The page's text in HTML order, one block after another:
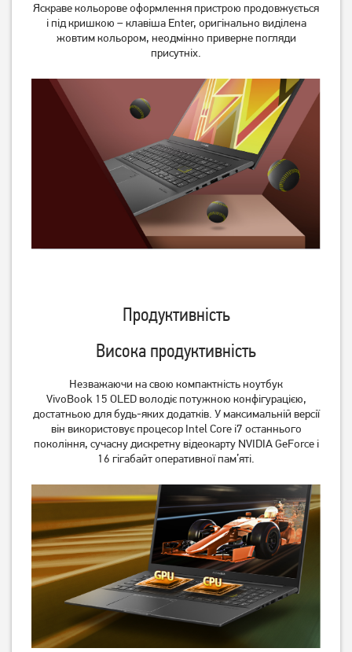
Яскраве кольорове оформлення пристрою продовжується
і під кришкою – клавіша Enter, оригінально виділена
жовтим кольором, неодмінно приверне погляди
присутніх.
Продуктивність
Висока продуктивність
Незважаючи на свою компактність ноутбук
VivoBook 15 OLED володіє потужною конфігурацією,
достатньою для будь-яких додатків. У максимальній версії
він використовує процесор Intel Core i7 останнього
покоління, сучасну дискретну відеокарту NVIDIA GeForce і
16 гігабайт оперативної пам’яті.